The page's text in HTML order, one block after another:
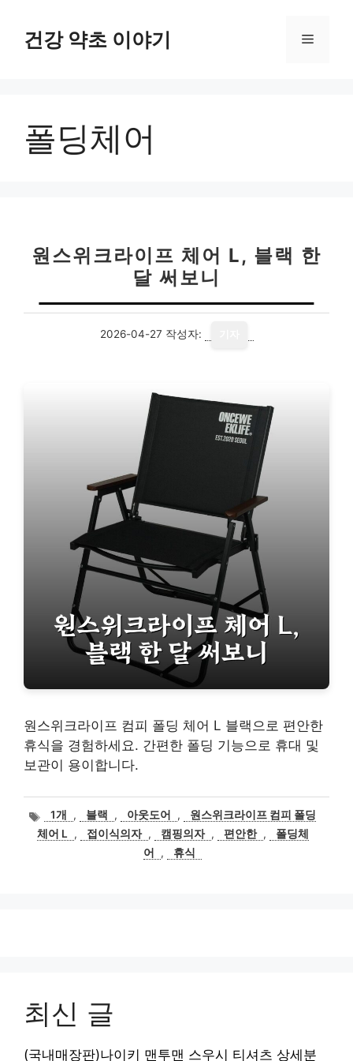
건강 약초 이야기 메
폴딩체어
원스위크라이프 체어 L, 블랙 한
달 써보니
2026-04-27 작성자:
원스위크라이프 컴피 폴딩 체어 L 블랙으로 편안한
휴식을 경험하세요. 간편한 폴딩 기능으로 휴대 및
보관이 용이합니다.
태
그
1개 , 블랙 , 아웃도어 ,
원스위크라이프 컴피 폴딩
체어 L
, 접이식의자 , 캠핑의자 , 편안한 ,
폴딩체
어
, 휴식
최신 글
(국내매장판)나이키 맨투맨 스우시 티셔츠 상세분